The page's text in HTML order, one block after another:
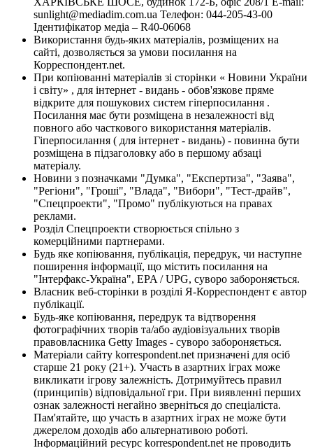
sunlight@mediadim.com.ua Телефон: 044-205-43-00
Ідентифікатор медіа – R40-06068
Використання будь-яких матеріалів, розміщених на
сайті, дозволяється за умови посилання на
Корреспондент.net.
При копіюванні матеріалів зі сторінки « Новини України
і світу» , для інтернет - видань - обов'язкове пряме
відкрите для пошукових систем гіперпосилання .
Посилання має бути розміщена в незалежності від
повного або часткового використання матеріалів.
Гіперпосилання ( для інтернет - видань) - повинна бути
розміщена в підзаголовку або в першому абзаці
матеріалу.
Новини з позначками "Думка", "Експертиза", "Заява",
"Регіони", "Гроші", "Влада", "Вибори", "Тест-драйв",
"Спецпроекти", "Промо" публікуються на правах
реклами.
Розділ Спецпроекти створюється спільно з
комерційними партнерами.
Будь яке копіювання, публікація, передрук, чи наступне
поширення інформації, що містить посилання на
"Інтерфакс-Україна", EPA / UPG, суворо забороняється.
Власник веб-сторінки в розділі Я-Корреспондент є автор
публікації.
Будь-яке копіювання, передрук та відтворення
фотографічних творів та/або аудіовізуальних творів
правовласника Getty Images - суворо забороняється.
Матеріали сайту korrespondent.net призначені для осіб
старше 21 року (21+). Участь в азартних іграх може
викликати ігрову залежність. Дотримуйтесь правил
(принципів) відповідальної гри. При виявленні перших
ознак залежності негайно зверніться до спеціаліста.
Пам'ятайте, що участь в азартних іграх не може бути
джерелом доходів або альтернативою роботі.
Інформаційний ресурс korrespondent.net не проводить